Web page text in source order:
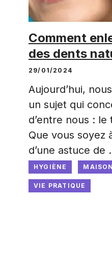
Comment
des dents
29/01/2024
Aujourd’hui,
un sujet qui
d’entre nous :
Que vous soyez
d’une astuce de
HYGIÈNE MAISON
VIE PRATIQUE